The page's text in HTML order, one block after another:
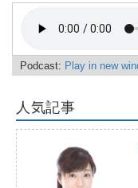
Podcast: Play in new
人気記事